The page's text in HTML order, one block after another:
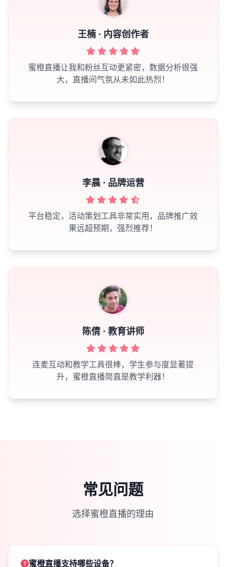
王楠 · 内容创作者
蜜橙直播让我和粉丝互动更紧密，数据分析很强
大，直播间气氛从未如此热烈！
李晨 · 品牌运营
平台稳定，活动策划工具非常实用，品牌推广效
果远超预期，强烈推荐！
陈倩 · 教育讲师
连麦互动和教学工具很棒，学生参与度显著提
升，蜜橙直播简直是教学利器！
常见问题
选择蜜橙直播的理由
蜜橙直播支持哪些设备？